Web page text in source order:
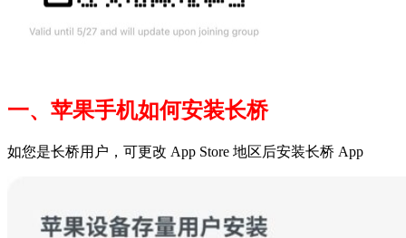
一、苹果手机如何安装长桥
如您是长桥用户，可更改 App Store 地区后安装长桥 App